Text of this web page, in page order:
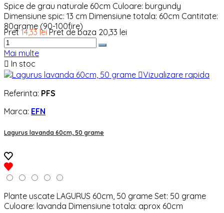
Spice de grau naturale 60cm Culoare: burgundy
Dimensiune spic: 13 cm Dimensiune totala: 60cm Cantitate:
80grame (90-100fire)
Pret 14,33 lei Pret de baza 20,33 lei
Mai multe
 In stoc
Vizualizare rapida
Referinta: PFS
Marca: EFN
Lagurus lavanda 60cm, 50 grame
Plante uscate LAGURUS 60cm, 50 grame Set: 50 grame
Culoare: lavanda Dimensiune totala: aprox 60cm